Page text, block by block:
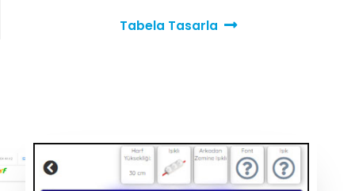
Tabela Tasarla